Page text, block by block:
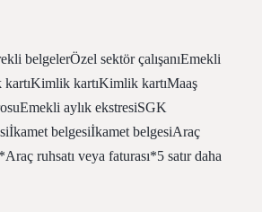
belgelerÖzel sektör çalışanıEmekli
kartıKimlik kartıKimlik kartıMaaş
aylık ekstresiSGK
belgesiİkamet belgesiAraç
ruhsatı veya faturası*5 satır daha